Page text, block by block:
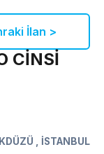
İlan >
CİNSİ
İSTANBUL